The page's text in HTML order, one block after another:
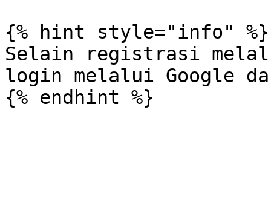
{% hint style="info" %}
Selain registrasi
login melalui Google